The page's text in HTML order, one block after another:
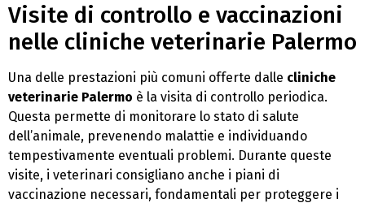
Visite di controllo e vaccinazioni
nelle cliniche veterinarie Palermo
Una delle prestazioni più comuni offerte dalle cliniche
veterinarie Palermo è la visita di controllo periodica.
Questa permette di monitorare lo stato di salute
dell’animale, prevenendo malattie e individuando
tempestivamente eventuali problemi. Durante queste
visite, i veterinari consigliano anche i piani di
vaccinazione necessari, fondamentali per proteggere i